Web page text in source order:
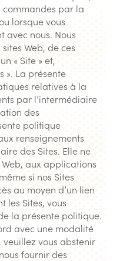
commandes par la
lorsque vous
avec nous. Nous
Web, de ces
« Site » et,
». La présente
relatives à la
par l’intermédiaire
des
politique
renseignements
des Sites. Elle ne
aux applications
si nos Sites
au moyen d’un lien
les Sites, vous
la présente politique.
avec une modalité
vous abstenir
fournir des